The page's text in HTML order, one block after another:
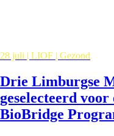
28 juli | LIOF | Gezond
Drie Limburgse
geselecteerd
BioBridge